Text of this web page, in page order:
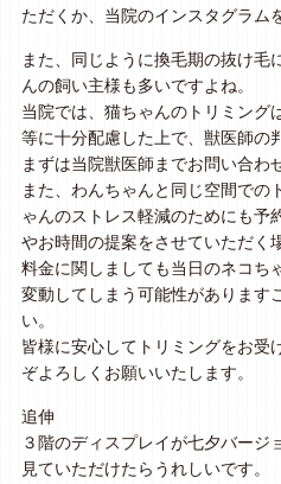
ただくか、当院のインスタグラム
また、同じように換毛期の抜け毛
んの飼い主様も多いですよね。
当院では、猫ちゃんのトリミング
等に十分配慮した上で、獣医師の
まずは当院獣医師までお問い合
また、わんちゃんと同じ空間での
ゃんのストレス軽減のためにも予
やお時間の提案をさせていただく
料金に関しましても当日のネコち
変動してしまう可能性があります
い。
皆様に安心してトリミングをお受
ぞよろしくお願いいたします。
追伸
３階のディスプレイが七夕バージ
見ていただけたらうれしいです。